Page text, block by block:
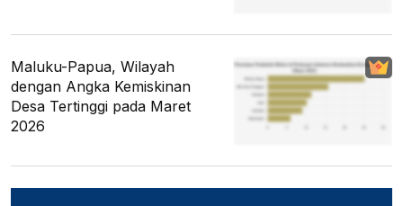
Maluku-Papua, Wilayah
dengan Angka Kemiskinan
Desa Tertinggi pada Maret
2026